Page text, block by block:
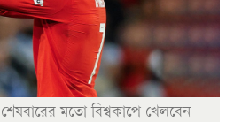
মতো বিশ্বকাপে খেলবেন